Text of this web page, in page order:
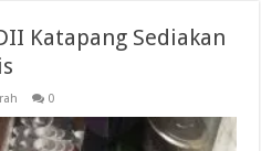
Katapang Sediakan
0